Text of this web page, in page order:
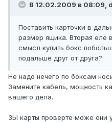
В 12.02.2009 в 08:09,
Поставить карточки в
размер ящика. Вторая еле
смысл купить бокс
подальше друг от друга?
Не надо нечего по боксам
Замените кабель, мощность
вашего дела.
ЗЫ карты проверте може они